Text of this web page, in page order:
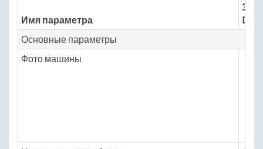
Имя параметра
Основные параметры
Фото машины